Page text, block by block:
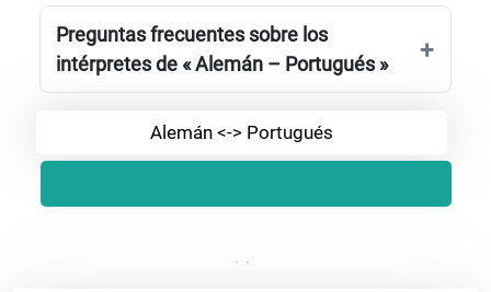
Preguntas frecuentes sobre los
intérpretes de « Alemán – Portugués »
Alemán <-> Portugués